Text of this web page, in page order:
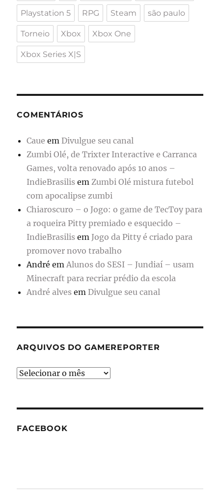
Playstation 5 RPG Steam são paulo
Torneio Xbox Xbox One
Xbox Series X|S
COMENTÁRIOS
Caue emDivulgue seu canal
Zumbi Olé, de Trixter Interactive e Carranca
Games, volta renovado após 10 anos –
IndieBrasilis emZumbi Olé mistura futebol
com apocalipse zumbi
Chiaroscuro – o Jogo: o game de TecToy para
a roqueira Pitty premiado e esquecido –
IndieBrasilis em Jogo da Pitty é criado para
promover novo trabalho
André emAlunos do SESI – Jundiaí – usam
Minecraft para recriar prédio da escola
André alves emDivulgue seu canal
ARQUIVOS DO GAMEREPORTER
Arquivos
FACEBOOK